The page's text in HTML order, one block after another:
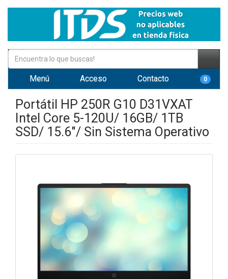
Menú Acceso Contacto 0
Portátil HP 250R G10 D31VXAT
Intel Core 5-120U/ 16GB/ 1TB
SSD/ 15.6"/ Sin Sistema Operativo